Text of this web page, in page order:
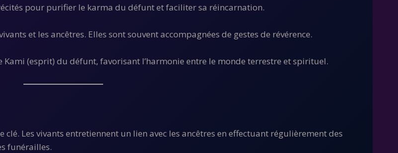
pour purifier le karma du défunt et faciliter sa réincarnation.
et les ancêtres. Elles sont souvent accompagnées de gestes de révérence.
(esprit) du défunt, favorisant l’harmonie entre le monde terrestre et spirituel.
Les vivants entretiennent un lien avec les ancêtres en effectuant régulièrement des
funérailles.